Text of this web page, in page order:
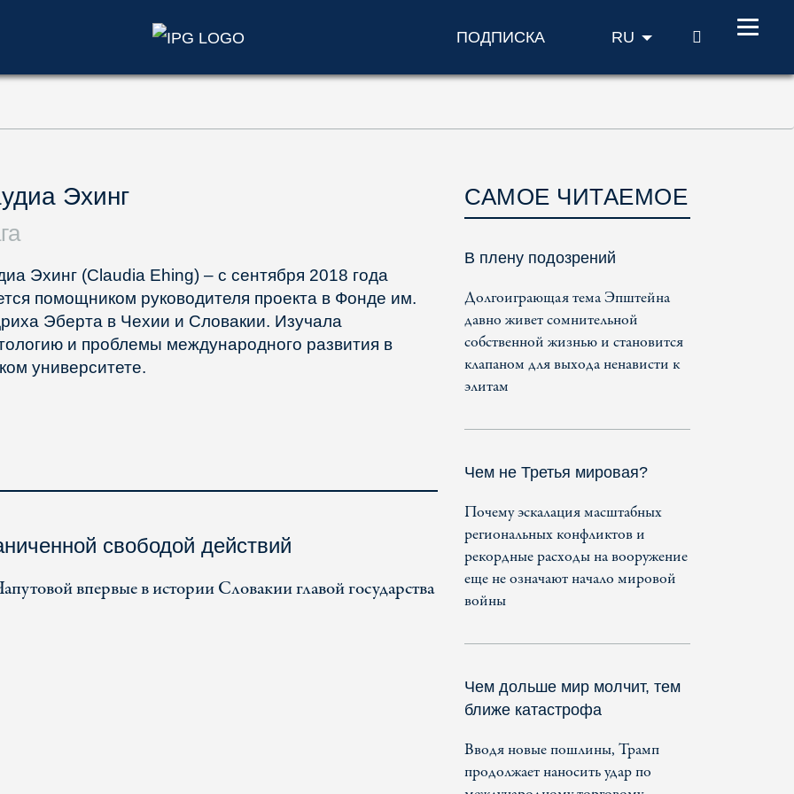
ПОДПИСКА RU ПОИСК
Эхинг
Эхинг (Claudia Ehing) – с сентября 2018 года
помощником руководителя проекта в Фонде им.
Эберта в Чехии и Словакии. Изучала
и проблемы международного развития в
университете.
свободой действий
впервые в истории Словакии главой государства
САМОЕ ЧИТАЕМОЕ
В плену подозрений
Долгоиграющая тема Эпштейна
давно живет сомнительной
собственной жизнью и становится
клапаном для выхода ненависти к
элитам
Чем не Третья мировая?
Почему эскалация масштабных
региональных конфликтов и
рекордные расходы на вооружение
еще не означают начало мировой
войны
Чем дольше мир молчит, тем
ближе катастрофа
Вводя новые пошлины, Трамп
продолжает наносить удар по